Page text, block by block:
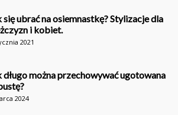
się ubrać na osiemnastkę? Stylizacje dla
i kobiet.
2021
długo można przechowywać ugotowana
2024